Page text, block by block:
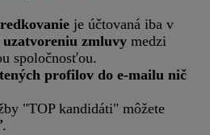
je účtovaná iba v
uzatvoreniu zmluvy medzi
spoločnosťou.
profilov do e-mailu nič
"TOP kandidáti" môžete
.